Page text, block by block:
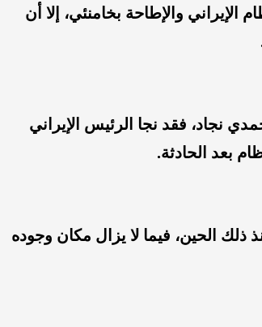
والإطاحة بخامنئي، إلا أن
نجاد، فقد نجا الرئيس الإيراني
بعد الحادثة.
ذلك الحين، فيما لا يزال مكان وجوده